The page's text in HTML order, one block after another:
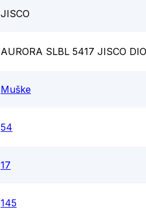
JISCO
AURORA SLBL 5417 JISCO
Muške
54
17
145